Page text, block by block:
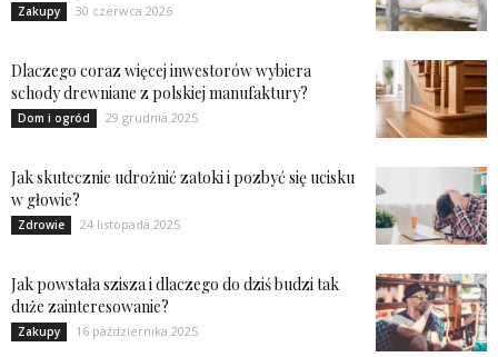
Zakupy 30 czerwca 2026
Dlaczego coraz więcej inwestorów wybiera
schody drewniane z polskiej manufaktury?
Dom i ogród 29 grudnia 2025
Jak skutecznie udrożnić zatoki i pozbyć się ucisku
w głowie?
Zdrowie 24 listopada 2025
Jak powstała szisza i dlaczego do dziś budzi tak
duże zainteresowanie?
Zakupy 16 października 2025